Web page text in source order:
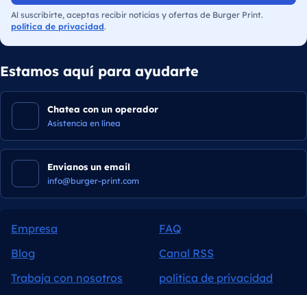
Al suscribirte, aceptas recibir noticias y ofertas de Burger Print.
política de privacidad.
Estamos aquí para ayudarte
Chatea con un operador
Asistencia en línea
Envianos un email
info@burger-print.com
Empresa
FAQ
Blog
Canal RSS
Trabaja con nosotros
política de privacidad